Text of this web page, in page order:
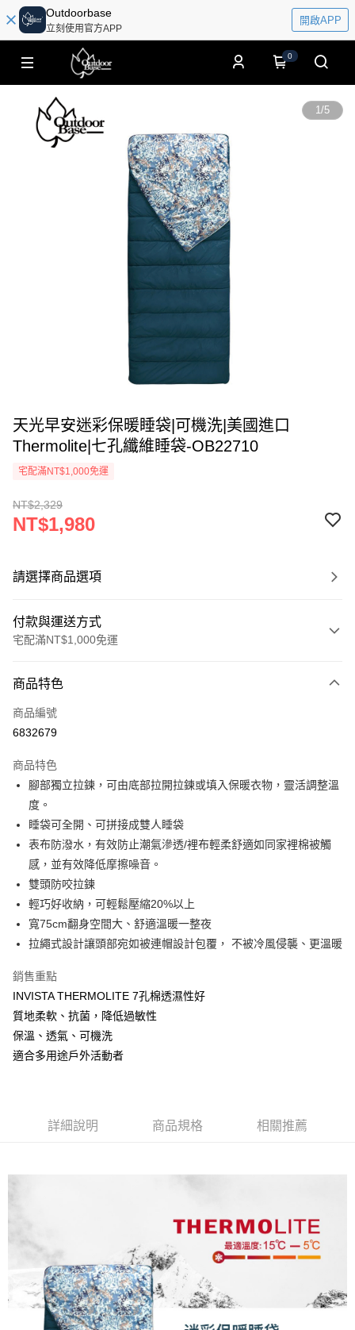
Outdoorbase
立刻使用官方APP
開啟APP
0
1/5
天光早安迷彩保暖睡袋|可機洗|美國進口
Thermolite|七孔纖維睡袋-OB22710
宅配滿NT$1,000免運
NT$2,329
NT$1,980
請選擇商品選項
付款與運送方式
宅配滿NT$1,000免運
信用卡一次付款
LINE Pay
街口支付
悠遊付
AFTEE先享後付
相關說明
【關於「AFTEE先享後付」】
AFTEE先享後付是「在收到商品之後才付款」的支付方式。 讓您購物簡單
便利好安心！
１．簡單：不需註冊會員、不需綁卡、不需儲值。
３．安心：先確認商品／服務後，再付款。
【「AFTEE先享後付」結帳流程】
１．於結帳方式選擇「AFTEE先享後付」後，將跳轉至「AFTEE先享後付」
２．訂單成立數日內，您將收到繳費通知簡訊。
３．收到繳費通知簡訊後14天內，點擊此簡訊中的連結，可透過四大超商／
ATM／網路銀行／等多元方式進行付款，方視為交易完成。
※ 請注意：結帳手續完成當下不需立刻繳費，但若您需要取消訂單，請聯絡
是否繳費成功／繳費後需取消欲退款等相關疑問，請聯繫「AFTEE先享後付
客戶支援中心」 https://netprotections.freshdesk.com/support/home
１．透過由恩沛科技股份有限公司提供之「AFTEE先享後付」服務完成之交
２．關於個人資料處理事宜，請瀏覽以下網址：
３．未成年的使用者請事先徵得法定代理人或監護人之同意方可使用
「AFTEE先享後付」，若未經同意申辦者引起之損失，本公司不負相關責
４．使用「AFTEE先享後付」時，將依據個別帳號之用戶狀況，依本公司即
時審查核予不同之上限額度；若仍有額度不足之情形，本公司將視審查結果
請求用戶進行身份認證。
ATM付款
運送方式
每筆NT$160，滿NT$1,000(含以上)免運費
商品特色
商品編號
6832679
商品特色
腳部獨立拉鍊，可由底部拉開拉鍊或填入保暖衣物，靈活調整溫
度。
睡袋可全開、可拼接成雙人睡袋
表布防潑水，有效防止潮氣滲透/裡布輕柔舒適如同家裡棉被觸
感，並有效降低摩擦噪音。
雙頭防咬拉鍊
輕巧好收納，可輕鬆壓縮20%以上
寬75cm翻身空間大、舒適溫暖一整夜
拉繩式設計讓頭部宛如被連帽設計包覆， 不被冷風侵襲、更溫暖
銷售重點
INVISTA THERMOLITE 7孔棉透濕性好
質地柔軟、抗菌，降低過敏性
保溫、透氣、可機洗
適合多用途戶外活動者
詳細說明 商品規格 相關推薦